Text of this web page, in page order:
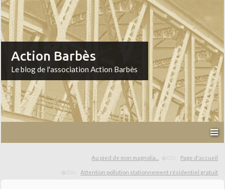
Action Barbès
Le blog de l'association Action Barbès
Au pied de mon magnolia... Page d'accueil
Attention pollution stationnement résidentiel gratuit